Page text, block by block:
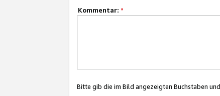
Kommentar: *
Bitte gib die im Bild angezeigten Buchstaben